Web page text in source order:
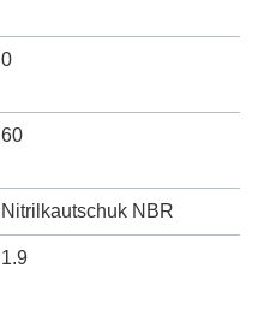
0
60
Nitrilkautschuk NBR
1.9